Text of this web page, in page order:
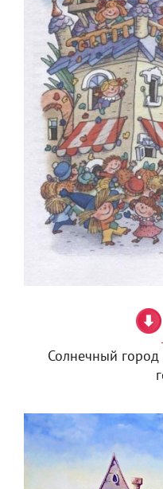
Солнечный